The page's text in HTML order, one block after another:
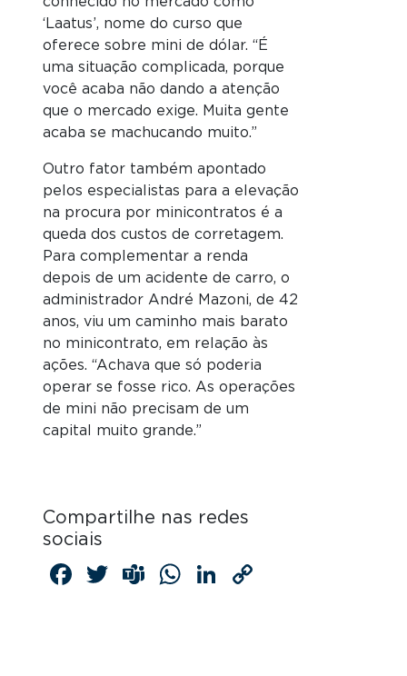
‘Laatus’, nome do curso que
oferece sobre mini de dólar. “É
uma situação complicada, porque
você acaba não dando a atenção
que o mercado exige. Muita gente
acaba se machucando muito.”
Outro fator também apontado
pelos especialistas para a elevação
na procura por minicontratos é a
queda dos custos de corretagem.
Para complementar a renda
depois de um acidente de carro, o
administrador André Mazoni, de 42
anos, viu um caminho mais barato
no minicontrato, em relação às
ações. “Achava que só poderia
operar se fosse rico. As operações
de mini não precisam de um
capital muito grande.”
Compartilhe nas redes
sociais
Facebook
Twitter
Teams
WhatsApp
LinkedIn